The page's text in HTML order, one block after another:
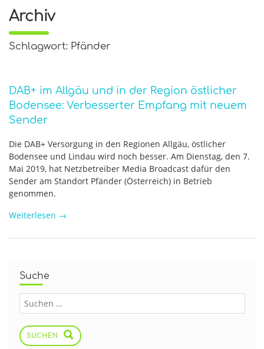
Archiv
Schlagwort: Pfänder
DAB+ im Allgäu und in der Region östlicher
Bodensee: Verbesserter Empfang mit neuem
Sender
Die DAB+ Versorgung in den Regionen Allgäu, östlicher
Bodensee und Lindau wird noch besser. Am Dienstag, den 7.
Mai 2019, hat Netzbetreiber Media Broadcast dafür den
Sender am Standort Pfänder (Österreich) in Betrieb
genommen.
Weiterlesen →
Suche
SUCHEN